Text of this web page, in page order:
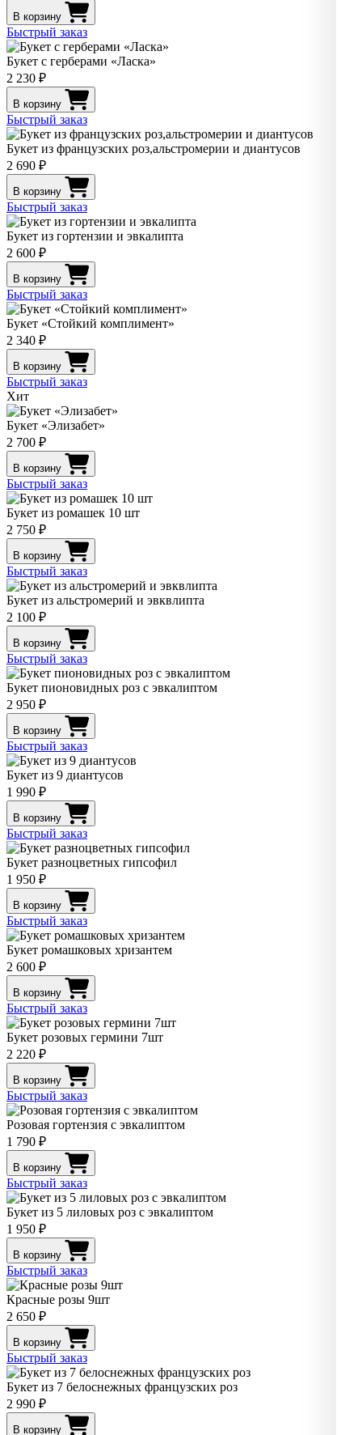
В корзину
Быстрый заказ
Букет с герберами «Ласка»
2 230 ₽
В корзину
Быстрый заказ
Букет из французских роз,альстромерии и диантусов
2 690 ₽
В корзину
Быстрый заказ
Букет из гортензии и эвкалипта
2 600 ₽
В корзину
Быстрый заказ
Букет «Стойкий комплимент»
2 340 ₽
В корзину
Быстрый заказ
Хит
Букет «Элизабет»
2 700 ₽
В корзину
Быстрый заказ
Букет из ромашек 10 шт
2 750 ₽
В корзину
Быстрый заказ
Букет из альстромерий и эвквлипта
2 100 ₽
В корзину
Быстрый заказ
Букет пионовидных роз с эвкалиптом
2 950 ₽
В корзину
Быстрый заказ
Букет из 9 диантусов
1 990 ₽
В корзину
Быстрый заказ
Букет разноцветных гипсофил
1 950 ₽
В корзину
Быстрый заказ
Букет ромашковых хризантем
2 600 ₽
В корзину
Быстрый заказ
Букет розовых гермини 7шт
2 220 ₽
В корзину
Быстрый заказ
Розовая гортензия с эвкалиптом
1 790 ₽
В корзину
Быстрый заказ
Букет из 5 лиловых роз с эвкалиптом
1 950 ₽
В корзину
Быстрый заказ
Красные розы 9шт
2 650 ₽
В корзину
Быстрый заказ
Букет из 7 белоснежных французских роз
2 990 ₽
В корзину